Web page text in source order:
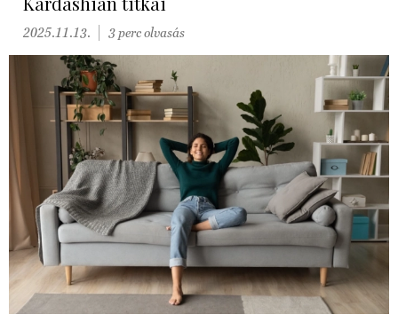
2025.11.13. 3 perc olvasás